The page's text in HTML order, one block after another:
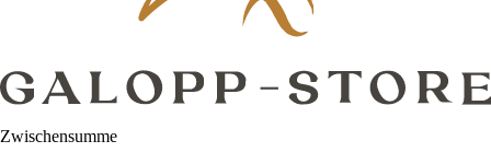
Zwischensumme